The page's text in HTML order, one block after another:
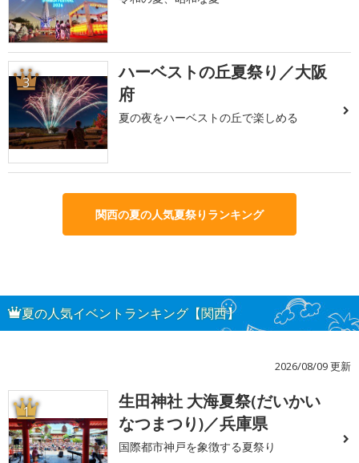
3
ハーベストの丘夏祭り／大阪
府
夏の夜をハーベストの丘で楽しめる
関西の夏の人気夏祭りランキング
夏の人気イベントランキング【関西】
2026/08/09 更新
1
生田神社 大海夏祭(だいかい
なつまつり)／兵庫県
国際都市神戸を象徴する夏祭り